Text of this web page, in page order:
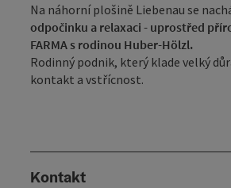
Na náhorní plošině Liebenau se
odpočinku a relaxaci - uprostřed
FARMA s rodinou Huber-Hölzl.
Rodinný podnik, který klade velký
kontakt a vstřícnost.
Kontakt